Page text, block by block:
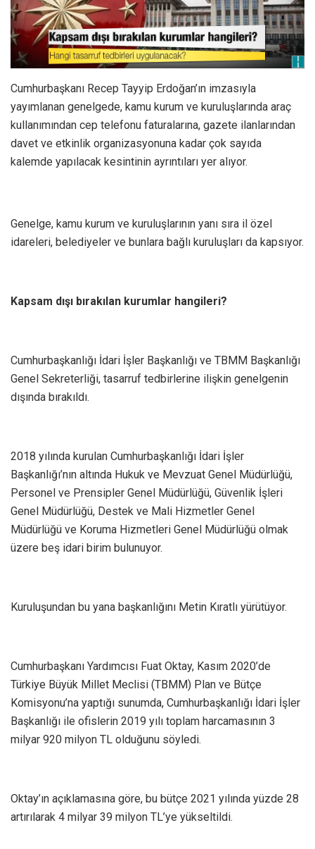
Cumhurbaşkanı Recep Tayyip Erdoğan’ın imzasıyla
yayımlanan genelgede, kamu kurum ve kuruluşlarında araç
kullanımından cep telefonu faturalarına, gazete ilanlarından
davet ve etkinlik organizasyonuna kadar çok sayıda
kalemde yapılacak kesintinin ayrıntıları yer alıyor.
Genelge, kamu kurum ve kuruluşlarının yanı sıra il özel
idareleri, belediyeler ve bunlara bağlı kuruluşları da kapsıyor.
Kapsam dışı bırakılan kurumlar hangileri?
Cumhurbaşkanlığı İdari İşler Başkanlığı ve TBMM Başkanlığı
Genel Sekreterliği, tasarruf tedbirlerine ilişkin genelgenin
dışında bırakıldı.
2018 yılında kurulan Cumhurbaşkanlığı İdari İşler
Başkanlığı’nın altında Hukuk ve Mevzuat Genel Müdürlüğü,
Personel ve Prensipler Genel Müdürlüğü, Güvenlik İşleri
Genel Müdürlüğü, Destek ve Mali Hizmetler Genel
Müdürlüğü ve Koruma Hizmetleri Genel Müdürlüğü olmak
üzere beş idari birim bulunuyor.
Kuruluşundan bu yana başkanlığını Metin Kıratlı yürütüyor.
Cumhurbaşkanı Yardımcısı Fuat Oktay, Kasım 2020’de
Türkiye Büyük Millet Meclisi (TBMM) Plan ve Bütçe
Komisyonu’na yaptığı sunumda, Cumhurbaşkanlığı İdari İşler
Başkanlığı ile ofislerin 2019 yılı toplam harcamasının 3
milyar 920 milyon TL olduğunu söyledi.
Oktay’ın açıklamasına göre, bu bütçe 2021 yılında yüzde 28
artırılarak 4 milyar 39 milyon TL’ye yükseltildi.